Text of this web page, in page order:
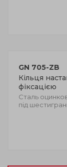
GN 705-ZB
Кільця
фіксацією
Сталь
під